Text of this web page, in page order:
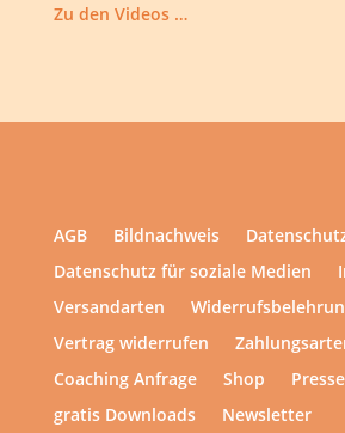
Zu den Videos …
AGB Bildnachweis
Datenschutz für soziale Medien
Versandarten
Vertrag widerrufen
Coaching Anfrage
Shop
gratis Downloads
Newsletter